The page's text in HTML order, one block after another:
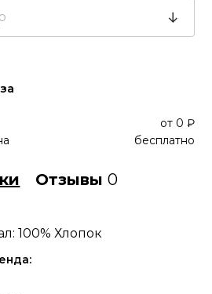
от 0 ₽
бесплатно
Отзывы0
100% Хлопок